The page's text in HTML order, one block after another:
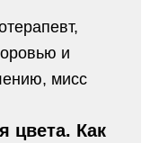
и
мисс
цвета. Как